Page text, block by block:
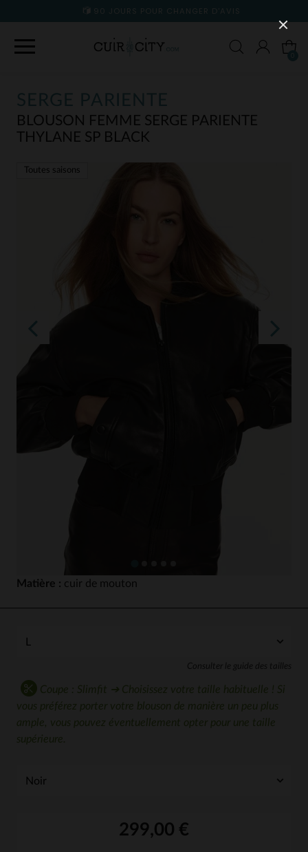
90 JOURS POUR CHANGER D'AVIS
SERGE PARIENTE
BLOUSON FEMME SERGE PARIENTE
THYLANE SP BLACK
Toutes saisons
Matière : cuir de mouton
Consulter le guide des tailles
Coupe : Slimfit ➔ Choisissez votre taille habituelle ! Si
vous préférez porter votre blouson de manière un peu plus
ample, vous pouvez éventuellement opter pour une taille
supérieure.
299,00 €